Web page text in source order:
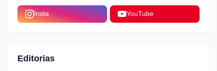
Insta YouTube
Editorias